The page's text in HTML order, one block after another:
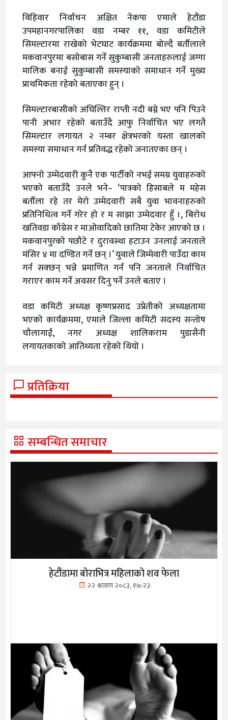
विहिवार निर्वाचन अक्षित नेकपा एमाले हेटौंडा
उपमहानगरपालिका वडा नम्बर ११, वडा कमिटीले
सिमल्टारमा राखेको भेटघाट कार्यक्रममा बोल्दै बर्तौलाले
मकवानपुरमा बसोबास गर्ने सुकुम्बासी जनताहरुलाई जग्गा
मालिक बनाई सुकुम्बासी समस्याको समाधान गर्ने मुख्य
प्राथमिकता रहेको बताएका हुन् ।
सिमल्टारबासीको अघिल्तिर राप्ती नदी बग्ने भए पनि पिउने
पानी अभार रहेको बताउँदै आफु निर्वाचित भए लगतै
सिमल्टार लगायत २ नम्बर क्षेत्रभरको यस्ता खालको
समस्या समाधान गर्न प्रतिवद्ध रहेको जनातएका छन् ।
आफ्नो उम्मेदवारी कुनै एक पार्टीको नभई समग्र युवाहरुको
भएको बताउँदै उनले भने– ‘पात्रको हिसाबले म महेस
बर्तौला रहे तर मेरो उम्मेदवारी सबै युवा भावनाहरुको
प्रतिनिधित्व गर्ने गरेर हो र म साझा उम्मेदवार हुँ ।, बिरोध
खतिवडा काँग्रेस र माओवादिको छातिमा टेकेर आएको छ ।
मकवानपुरको पछौटे र दुरावस्था हटाउन उनलाई जनताले
मंसिर ४ मा दण्डित गर्ने छन् ।’ युवाले जिम्मेवारी पाउँदा काम
गर्न सक्छन् भन्ने प्रमाणित गर्न पनि जनताले निर्वाचित
गराएर काम गर्ने अवसर दिनु पर्ने उनले बताए ।
वडा कमिटी अध्यक्ष कृष्णप्रसाद उप्रेतीको अध्यक्षतामा
भएको कार्यक्रममा, एमाले जिल्ला कमिटी सदस्य सन्तोष
चौलागाईं, नगर अध्यक्ष शालिकराम पुडासैनी
लगायतकाको आतिथ्यता रहेको थियो ।
प्रतिक्रिया
सम्बन्धित समाचार
हेटौंडामा बोराभित्र महिलाको शव फेला
२२ श्रावण २०८३, १७:२३